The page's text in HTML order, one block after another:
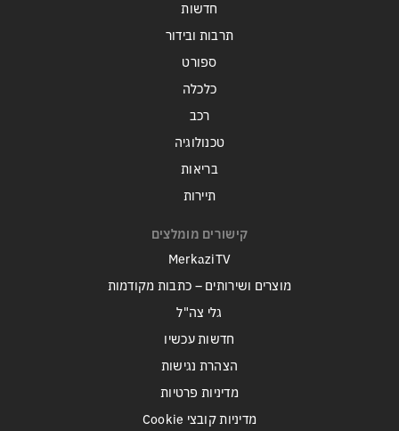
חדשות
תרבות ובידור
ספורט
כלכלה
רכב
טכנולוגיה
בריאות
תיירות
קישורים מומלצים
MerkaziTV
מוצרים ושירותים – כתבות מקודמות
גלי צה"ל
חדשות עכשיו
הצהרת נגישות
מדיניות פרטיות
מדיניות קובצי Cookie